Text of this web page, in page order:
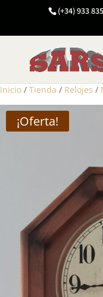
(+34) 933
Inicio / Tienda / Relojes /
¡Oferta!